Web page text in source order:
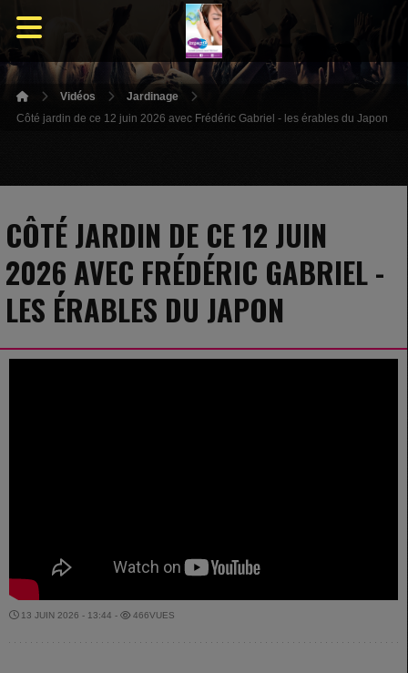
Vidéos
Jardinage
Côté jardin de ce 12 juin 2026 avec Frédéric Gabriel - les érables du Japon
CÔTÉ JARDIN DE CE 12 JUIN
2026 AVEC FRÉDÉRIC GABRIEL -
LES ÉRABLES DU JAPON
13 JUIN 2026 - 13:44 - 466VUES